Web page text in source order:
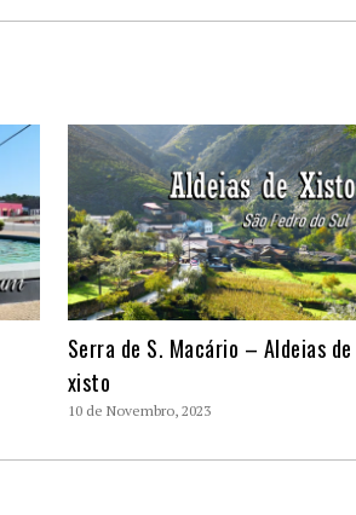
Serra de S. Macário – Aldeias de
xisto
10 de Novembro, 2023